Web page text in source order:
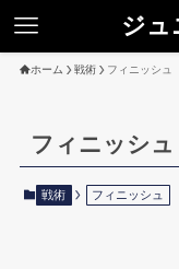
ジュ
ホーム 戦術 フィニッシュ
フィニッシュ
戦術 フィニッシュ